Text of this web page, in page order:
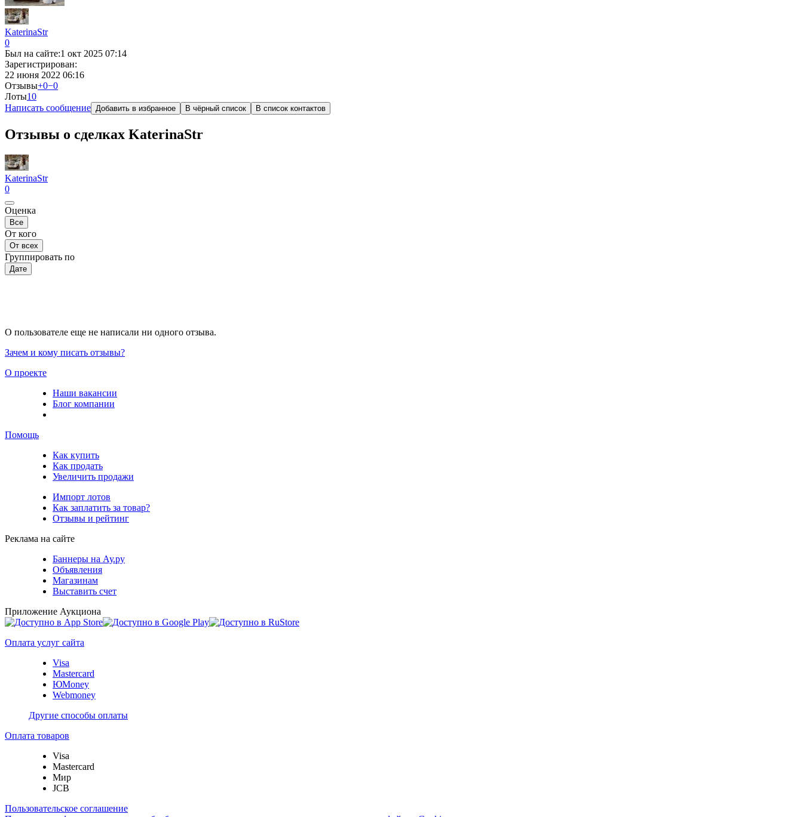
KaterinaStr
0
Был на сайте:1 окт 2025 07:14
Зарегистрирован:
22 июня 2022 06:16
Отзывы+0−0
Лоты10
Написать сообщение Добавить в избранное В чёрный список В список контактов
Отзывы о сделках KaterinaStr
KaterinaStr
0
Оценка
Все
От кого
От всех
Группировать по
Дате
О пользователе еще не написали ни одного отзыва.
Зачем и кому писать отзывы?
О проекте
Наши вакансии
Блог компании
Помощь
Как купить
Как продать
Увеличить продажи
Импорт лотов
Как заплатить за товар?
Отзывы и рейтинг
Реклама на сайте
Баннеры на Ау.ру
Объявления
Магазинам
Выставить счет
Приложение Аукциона
Оплата услуг сайта
Visa
Mastercard
ЮMoney
Webmoney
Другие способы оплаты
Оплата товаров
Visa
Mastercard
Мир
JCB
Пользовательское соглашение